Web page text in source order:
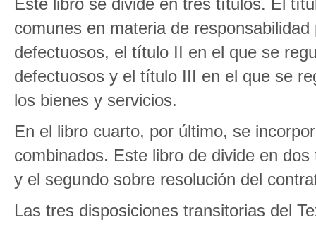
Este libro se divide en tres títulos. El
comunes en materia de
defectuosos, el título II en el que se
defectuosos y el título III en el que se
los bienes y servicios.
En el libro cuarto, por último, se
combinados. Este libro de divide en
y el segundo sobre resolución del
Las tres disposiciones transitorias del